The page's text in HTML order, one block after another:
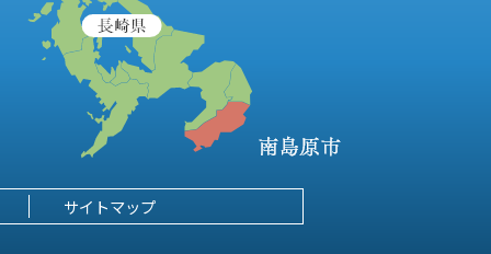
サイトマップ